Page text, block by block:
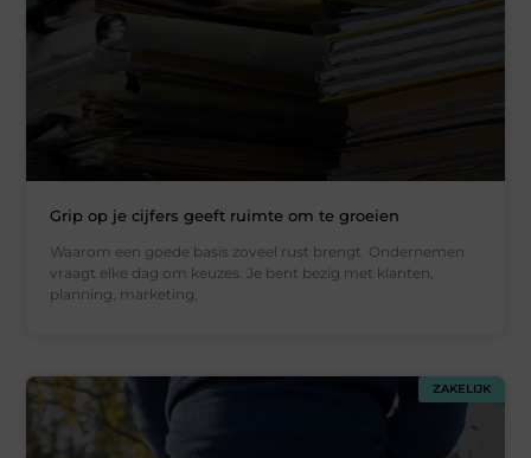
Grip op je cijfers geeft ruimte om te groeien
Waarom een goede basis zoveel rust brengt Ondernemen
vraagt elke dag om keuzes. Je bent bezig met klanten,
planning, marketing,
ZAKELIJK